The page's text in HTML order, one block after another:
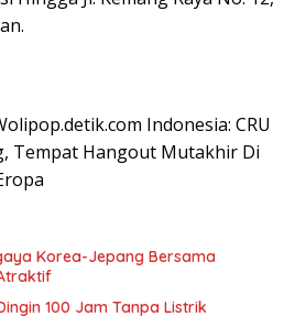
Indonesia: CRU
Tempat Hangout Mutakhir Di
Korea-Jepang Bersama
100 Jam Tanpa Listrik